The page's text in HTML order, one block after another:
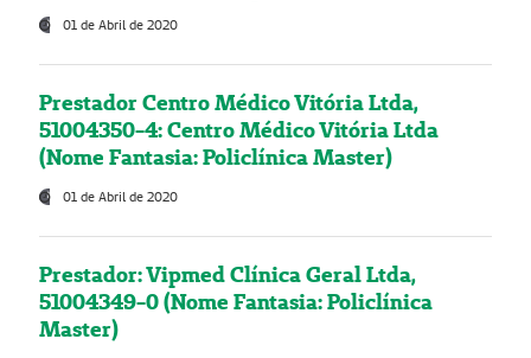
01 de Abril de 2020
Prestador Centro Médico Vitória Ltda,
51004350-4: Centro Médico Vitória Ltda
(Nome Fantasia: Policlínica Master)
01 de Abril de 2020
Prestador: Vipmed Clínica Geral Ltda,
51004349-0 (Nome Fantasia: Policlínica
Master)